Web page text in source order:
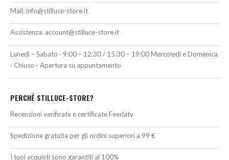
Mail:info@stilluce-store.it
Assistenza: account@stilluce-store.it
Lunedì – Sabato · 9:00 – 12:30 / 15:30 – 19:00 Mercoledì e Domenica
· Chiuso - Apertura su appuntamento
PERCHÉ STILLUCE-STORE?
Recensioni verificate e certificate Feedaty
Spedizione gratuita per gli ordini superiori a 99 €
I tuoi acquisti sono garantiti al 100%